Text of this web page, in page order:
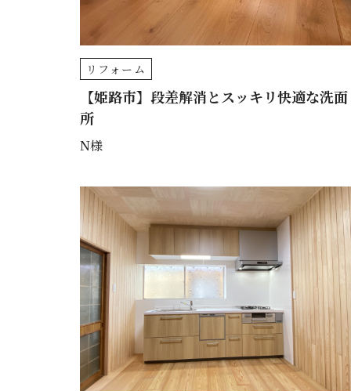
リフォーム
【姫路市】段差解消とスッキリ快適な洗面
所
N様